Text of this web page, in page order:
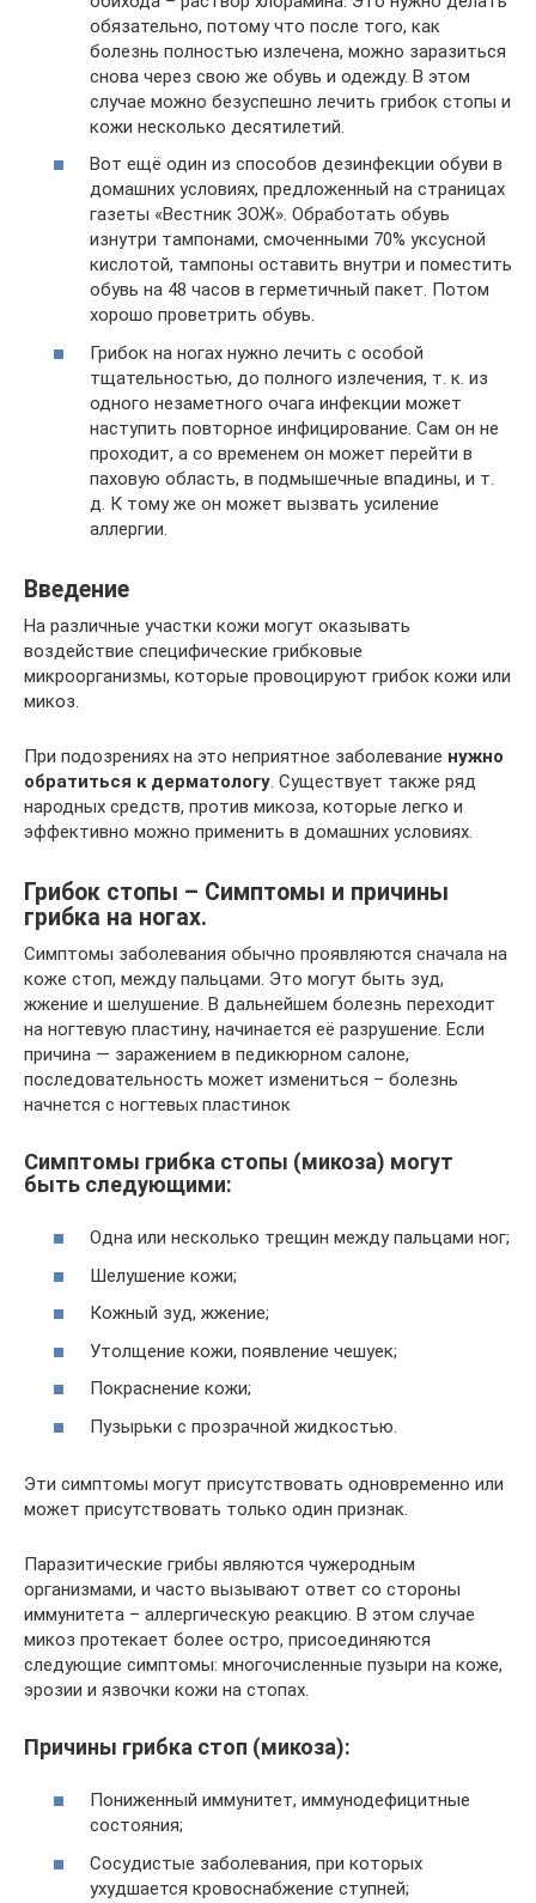
обязательно, потому что после того, как
болезнь полностью излечена, можно заразиться
снова через свою же обувь и одежду. В этом
случае можно безуспешно лечить грибок стопы и
кожи несколько десятилетий.
Вот ещё один из способов дезинфекции обуви в
домашних условиях, предложенный на страницах
газеты «Вестник ЗОЖ». Обработать обувь
изнутри тампонами, смоченными 70% уксусной
кислотой, тампоны оставить внутри и поместить
обувь на 48 часов в герметичный пакет. Потом
хорошо проветрить обувь.
Грибок на ногах нужно лечить с особой
тщательностью, до полного излечения, т. к. из
одного незаметного очага инфекции может
наступить повторное инфицирование. Сам он не
проходит, а со временем он может перейти в
паховую область, в подмышечные впадины, и т.
д. К тому же он может вызвать усиление
аллергии.
Введение
На различные участки кожи могут оказывать
воздействие специфические грибковые
микроорганизмы, которые провоцируют грибок кожи или
микоз.
При подозрениях на это неприятное заболевание нужно
обратиться к дерматологу . Существует также ряд
народных средств, против микоза, которые легко и
эффективно можно применить в домашних условиях.
Грибок стопы – Симптомы и причины
грибка на ногах.
Симптомы заболевания обычно проявляются сначала на
коже стоп, между пальцами. Это могут быть зуд,
жжение и шелушение. В дальнейшем болезнь переходит
на ногтевую пластину, начинается её разрушение. Если
причина — заражением в педикюрном салоне,
последовательность может измениться – болезнь
начнется с ногтевых пластинок
Симптомы грибка стопы (микоза) могут
быть следующими:
Одна или несколько трещин между пальцами ног;
Шелушение кожи;
Кожный зуд, жжение;
Утолщение кожи, появление чешуек;
Покраснение кожи;
Пузырьки с прозрачной жидкостью.
Эти симптомы могут присутствовать одновременно или
может присутствовать только один признак.
Паразитические грибы являются чужеродным
организмами, и часто вызывают ответ со стороны
иммунитета – аллергическую реакцию. В этом случае
микоз протекает более остро, присоединяются
следующие симптомы: многочисленные пузыри на коже,
эрозии и язвочки кожи на стопах.
Причины грибка стоп (микоза):
Пониженный иммунитет, иммунодефицитные
состояния;
Сосудистые заболевания, при которых
ухудшается кровоснабжение ступней;